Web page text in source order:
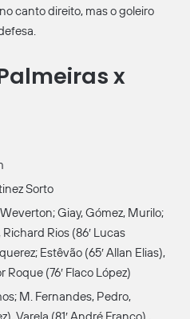
canto direito, mas o goleiro
x
Sorto
Weverton; Giay, Gómez, Murilo;
Rios (86′ Lucas
Estêvão (65′ Allan Elias),
Roque (76′ Flaco López)
M. Fernandes, Pedro,